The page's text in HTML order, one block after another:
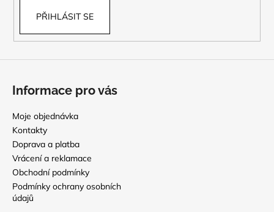
PŘIHLÁSIT SE
Informace pro vás
Moje objednávka
Kontakty
Doprava a platba
Vrácení a reklamace
Obchodní podmínky
Podmínky ochrany osobních
údajů